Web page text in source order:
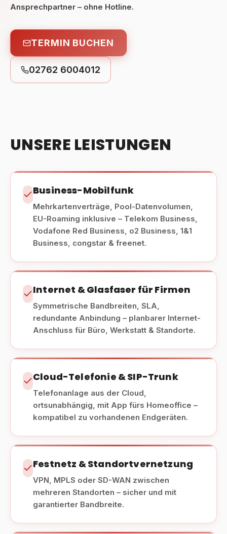
Ansprechpartner – ohne Hotline.
TERMIN BUCHEN
02762 6004012
UNSERE LEISTUNGEN
Business-Mobilfunk
Mehrkartenverträge, Pool-Datenvolumen,
EU-Roaming inklusive – Telekom Business,
Vodafone Red Business, o2 Business, 1&1
Business, congstar & freenet.
Internet & Glasfaser für Firmen
Symmetrische Bandbreiten, SLA,
redundante Anbindung – planbarer Internet-
Anschluss für Büro, Werkstatt & Standorte.
Cloud-Telefonie & SIP-Trunk
Telefonanlage aus der Cloud,
ortsunabhängig, mit App fürs Homeoffice –
kompatibel zu vorhandenen Endgeräten.
Festnetz & Standortvernetzung
VPN, MPLS oder SD-WAN zwischen
mehreren Standorten – sicher und mit
garantierter Bandbreite.